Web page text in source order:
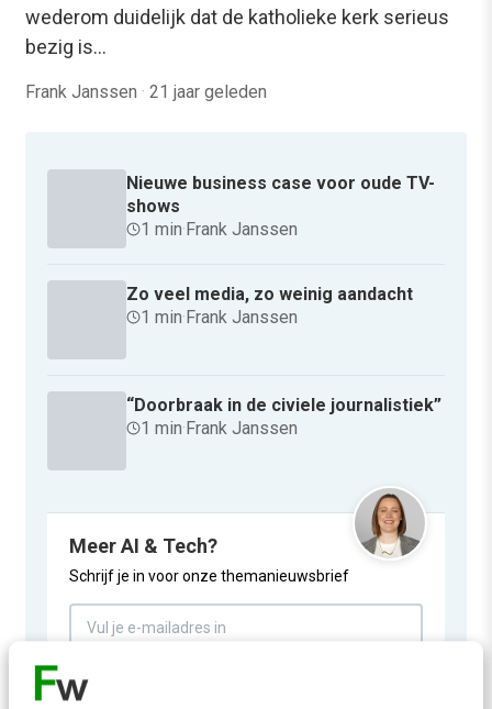
wederom duidelijk dat de katholieke kerk serieus
bezig is…
Frank Janssen · 21 jaar geleden
Nieuwe business case voor oude TV-
shows
1 min·Frank Janssen
Zo veel media, zo weinig aandacht
1 min·Frank Janssen
“Doorbraak in de civiele journalistiek”
1 min·Frank Janssen
Meer AI & Tech?
Schrijf je in voor onze themanieuwsbrief